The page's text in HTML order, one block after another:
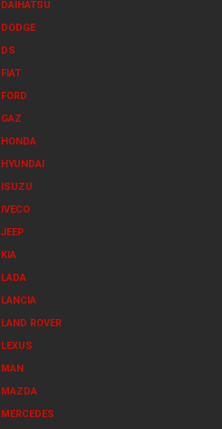
DAIHATSU
DODGE
DS
FIAT
FORD
GAZ
HONDA
HYUNDAI
ISUZU
IVECO
JEEP
KIA
LADA
LANCIA
LAND ROVER
LEXUS
MAN
MAZDA
MERCEDES